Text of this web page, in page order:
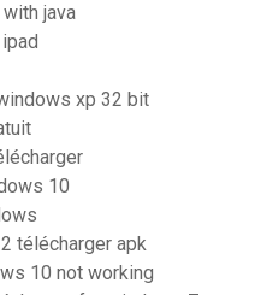
java
xp 32 bit
10
télécharger apk
10 not working